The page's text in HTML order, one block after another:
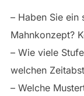
– Haben Sie ein
Mahnkonzept?
– Wie viele
welchen
– Welche